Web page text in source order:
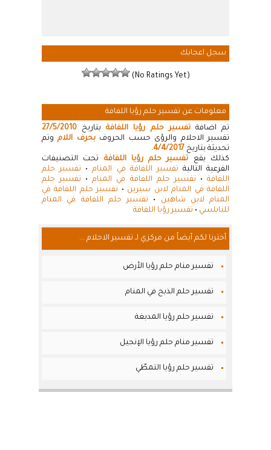
سجل اعجابك
(No Ratings Yet)
معلومات عن تفسير حلم رؤيا اللفافة
تم اضافةتفسير حلم رؤيا اللفافةبتاريخ 27/5/2010
تفسير الاحلام والرؤى حسب الحروفبحرف اللاموتم
تحديثة بتاريخ 4/4/2017
.
كذلك يقع تفسير حلم رؤيا اللفافة تحت التصنيفات
الفرعية التالية تفسير اللفافة في المنام• تفسير حلم
اللفافة• تفسير حلم اللفافة في المنام• تفسير حلم
اللفافة في المنام لابن سيرين • تفسير حلم اللفافة في
المنام لابن شاهين
• تفسير حلم اللفافة في المنام
للنابلسي • تفسير رؤيا اللفافة
أخترنا لكم أيضاً من مركزي لـ تفسير الاحلام ...
تفسير منام حلم رؤيا الأرض
تفسير حلم الذبح في المنام
تفسير حلم رؤيا المدبغة
تفسير منام حلم رؤيا الإنجيل
تفسير حلم رؤيا التمطّي